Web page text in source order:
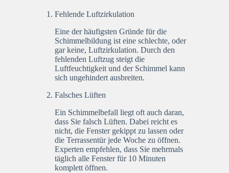
Fehlende Luftzirkulation
Eine der häufigsten Gründe für die
Schimmelbildung ist eine schlechte, oder
gar keine, Luftzirkulation. Durch den
fehlenden Luftzug steigt die
Luftfeuchtigkeit und der Schimmel kann
sich ungehindert ausbreiten.
Falsches Lüften
Ein Schimmelbefall liegt oft auch daran,
dass Sie falsch Lüften. Dabei reicht es
nicht, die Fenster gekippt zu lassen oder
die Terrassentür jede Woche zu öffnen.
Experten empfehlen, dass Sie mehrmals
täglich alle Fenster für 10 Minuten
komplett öffnen.